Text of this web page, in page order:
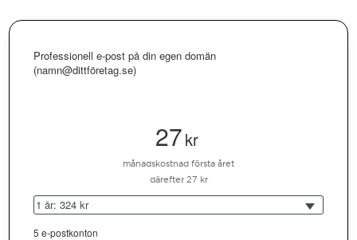
Professionell e-post på din egen domän
(namn@dittföretag.se)
27kr
månadskostnad första året
därefter 27 kr
1 år: 324 kr
5 e-postkonton